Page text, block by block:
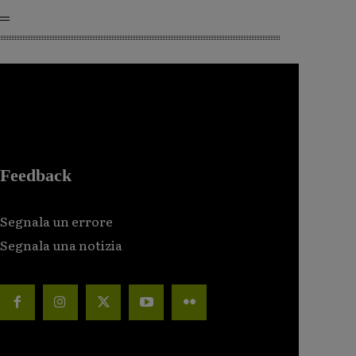
Feedback
Segnala un errore
Segnala una notizia